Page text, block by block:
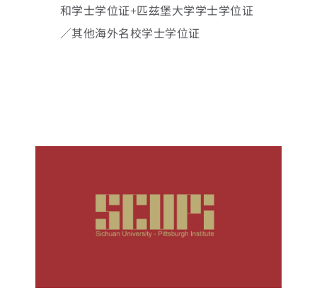
和学士学位证+匹兹堡大学学士学位证
／其他海外名校学士学位证